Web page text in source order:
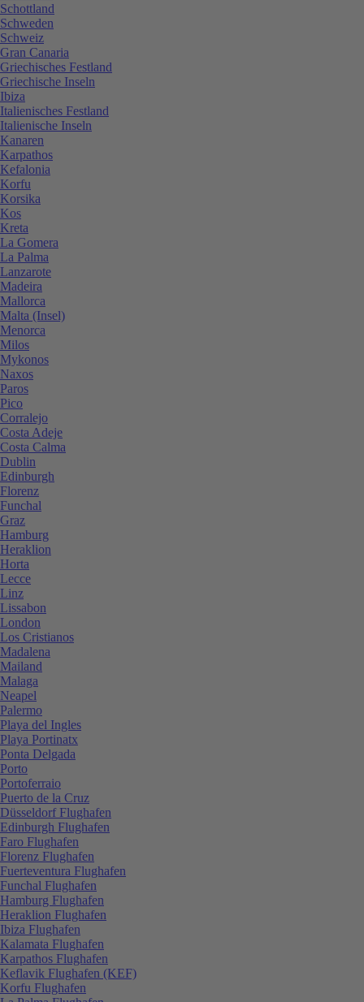
Schottland
Schweden
Schweiz
Gran Canaria
Griechisches Festland
Griechische Inseln
Ibiza
Italienisches Festland
Italienische Inseln
Kanaren
Karpathos
Kefalonia
Korfu
Korsika
Kos
Kreta
La Gomera
La Palma
Lanzarote
Madeira
Mallorca
Malta (Insel)
Menorca
Milos
Mykonos
Naxos
Paros
Pico
Corralejo
Costa Adeje
Costa Calma
Dublin
Edinburgh
Florenz
Funchal
Graz
Hamburg
Heraklion
Horta
Lecce
Linz
Lissabon
London
Los Cristianos
Madalena
Mailand
Malaga
Neapel
Palermo
Playa del Ingles
Playa Portinatx
Ponta Delgada
Porto
Portoferraio
Puerto de la Cruz
Düsseldorf Flughafen
Edinburgh Flughafen
Faro Flughafen
Florenz Flughafen
Fuerteventura Flughafen
Funchal Flughafen
Hamburg Flughafen
Heraklion Flughafen
Ibiza Flughafen
Kalamata Flughafen
Karpathos Flughafen
Keflavik Flughafen (KEF)
Korfu Flughafen